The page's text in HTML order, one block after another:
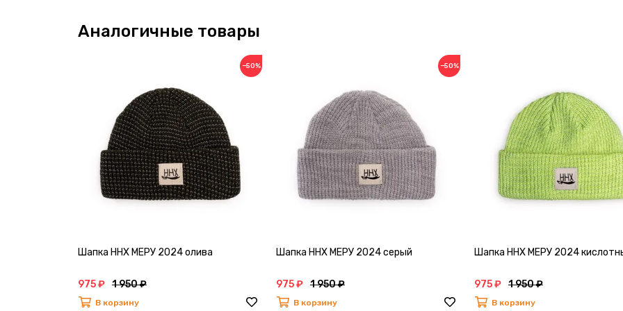
Аналогичные товары
−50%
Шапка ННХ МЕРУ 2024 олива
975 ₽ 1 950 ₽
В корзину
−50%
Шапка ННХ МЕРУ 2024 серый
975 ₽ 1 950 ₽
В корзину
Шапка ННХ МЕРУ 2024
975 ₽ 1 950 ₽
В корзину